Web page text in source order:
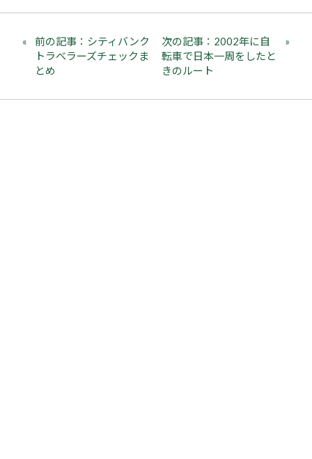
前の記事：シティバンク
トラベラーズチェックま
とめ
次の記事：2002年に自
転車で日本一周をしたと
きのルート